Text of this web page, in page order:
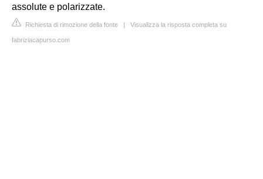
assolute e polarizzate.
Richiesta di rimozione della fonte | Visualizza la risposta completa su
fabriziacapurso.com